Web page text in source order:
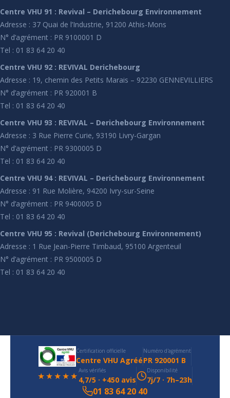
Centre VHU 91 : Revival – Derichebourg Environnement
Adresse : 37 Quai de l’Industrie, 91200 Athis-Mons
N° d’agrément : PR 9100001 D
Tel : 01 83 64 20 40
Centre VHU 92 : REVIVAL Derichebourg
Adresse : 19, chemin des Petits Marais – 92230 GENNEVILLIERS
N° d’agrément : PR 920001 B
Tel : 01 83 64 20 40
Centre VHU 93 : REVIVAL – Derichebourg Environnement
Adresse : 3 Rue Pierre Curie, 93190 Livry-Gargan
N° d’agrément : PR 9300005 D
Tel : 01 83 64 20 40
Centre VHU 94 : REVIVAL – Derichebourg Environnement
Adresse : 91 Rue Molière, 94200 Ivry-sur-Seine
N° d’agrément : PR 9400005 D
Tel : 01 83 64 20 40
Centre VHU 95 : Revival (Derichebourg Environnement)
Adresse : 1 Rue Jean-Pierre Timbaud, 95100 Argenteuil
N° d’agrément : PR 9500005 D
Tel : 01 83 64 20 40
Certification officielle
Centre VHU Agréé
Numéro d'agrément
PR 920001 B
★★★★★ Avis vérifiés
4,7/5 · +450 avis
Disponibilité
7j/7 · 7h–23h
01 83 64 20 40